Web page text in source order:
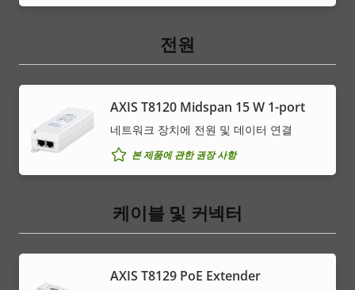
전원
AXIS T8120 Midspan 15 W 1-port
네트워크 장치에 전원 및 데이터 연결
본 제품에 관한 권장 사항
케이블 및 커넥터
AXIS T8129 PoE Extender